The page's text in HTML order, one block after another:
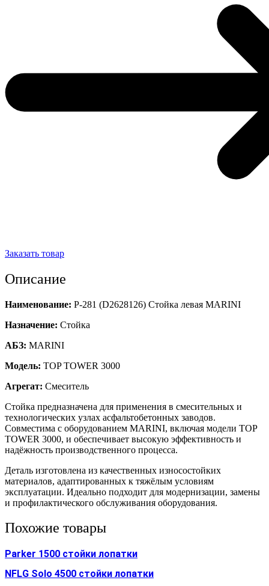
Заказать товар
Описание
Наименование: Р-281 (D2628126) Стойка левая MARINI
Назначение: Стойка
АБЗ: MARINI
Модель: TOP TOWER 3000
Агрегат: Смеситель
Стойка предназначена для применения в смесительных и
технологических узлах асфальтобетонных заводов.
Совместима с оборудованием MARINI, включая модели TOP
TOWER 3000, и обеспечивает высокую эффективность и
надёжность производственного процесса.
Деталь изготовлена из качественных износостойких
материалов, адаптированных к тяжёлым условиям
эксплуатации. Идеально подходит для модернизации, замены
и профилактического обслуживания оборудования.
Похожие товары
Parker 1500 стойки лопатки
NFLG Solo 4500 стойки лопатки